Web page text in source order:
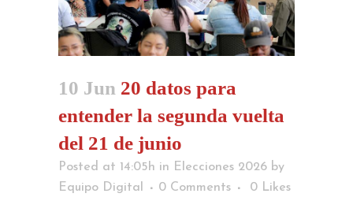
10 Jun 20 datos para
entender la segunda vuelta
del 21 de junio
Posted at 14:05h in Elecciones 2026 by
Equipo Digital
0 Comments 0 Likes